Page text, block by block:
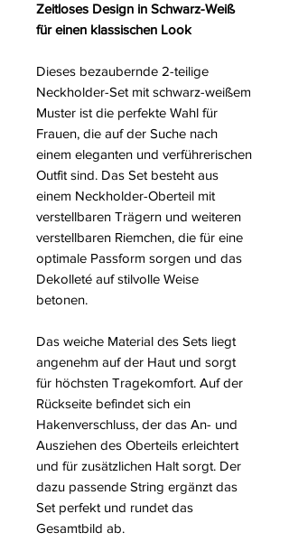
Zeitloses Design in Schwarz-Weiß
für einen klassischen Look
Dieses bezaubernde 2-teilige
Neckholder-Set mit schwarz-weißem
Muster ist die perfekte Wahl für
Frauen, die auf der Suche nach
einem eleganten und verführerischen
Outfit sind. Das Set besteht aus
einem Neckholder-Oberteil mit
verstellbaren Trägern und weiteren
verstellbaren Riemchen, die für eine
optimale Passform sorgen und das
Dekolleté auf stilvolle Weise
betonen.
Das weiche Material des Sets liegt
angenehm auf der Haut und sorgt
für höchsten Tragekomfort. Auf der
Rückseite befindet sich ein
Hakenverschluss, der das An- und
Ausziehen des Oberteils erleichtert
und für zusätzlichen Halt sorgt. Der
dazu passende String ergänzt das
Set perfekt und rundet das
Gesamtbild ab.